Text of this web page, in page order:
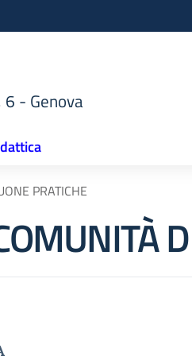
- Genova
PRATICHE